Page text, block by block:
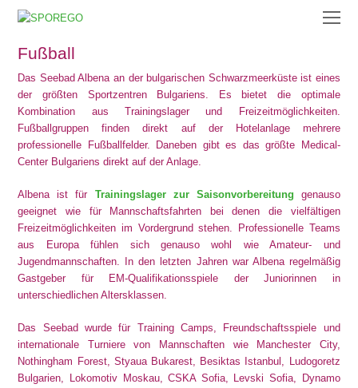
Fußball
Das Seebad Albena an der bulgarischen Schwarzmeerküste ist eines
der größten Sportzentren Bulgariens. Es bietet die optimale
Kombination aus Trainingslager und Freizeitmöglichkeiten.
Fußballgruppen finden direkt auf der Hotelanlage mehrere
professionelle Fußballfelder. Daneben gibt es das größte Medical-
Center Bulgariens direkt auf der Anlage.
Albena ist für Trainingslager zur Saisonvorbereitung genauso
geeignet wie für Mannschaftsfahrten bei denen die vielfältigen
Freizeitmöglichkeiten im Vordergrund stehen. Professionelle Teams
aus Europa fühlen sich genauso wohl wie Amateur- und
Jugendmannschaften. In den letzten Jahren war Albena regelmäßig
Gastgeber für EM-Qualifikationsspiele der Juniorinnen in
unterschiedlichen Altersklassen.
Das Seebad wurde für Training Camps, Freundschaftsspiele und
internationale Turniere von Mannschaften wie Manchester City,
Nothingham Forest, Styaua Bukarest, Besiktas Istanbul, Ludogoretz
Bulgarien, Lokomotiv Moskau, CSKA Sofia, Levski Sofia, Dynamo